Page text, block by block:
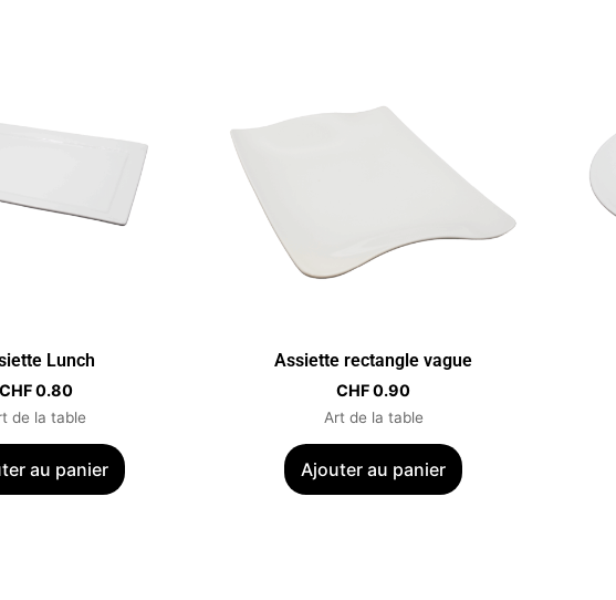
Lunch
CHF0.80
de la table
au panier
Assiette rectangle vague
CHF0.90
Art de la table
Ajouter au panier